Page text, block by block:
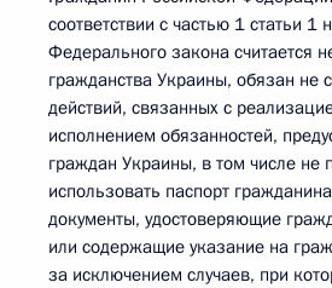
соответствии с частью 1 статьи 1
Федерального закона считается
гражданства Украины, обязан не
действий, связанных с
исполнением обязанностей,
граждан Украины, в том числе не
использовать паспорт
документы, удостоверяющие
или содержащие указание на
за исключением случаев, при